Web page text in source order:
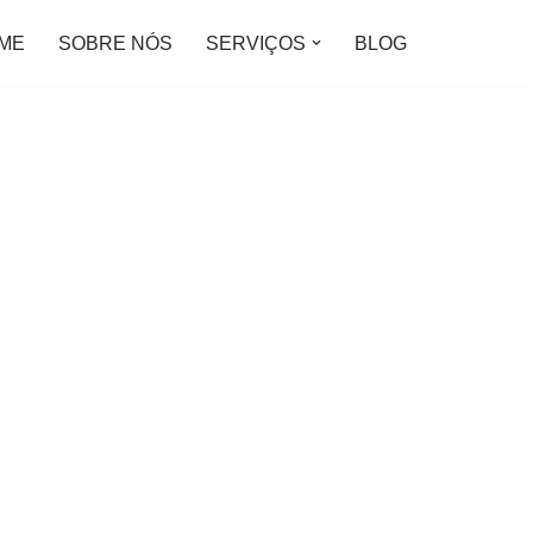
SOBRE NÓS SERVIÇOS BLOG